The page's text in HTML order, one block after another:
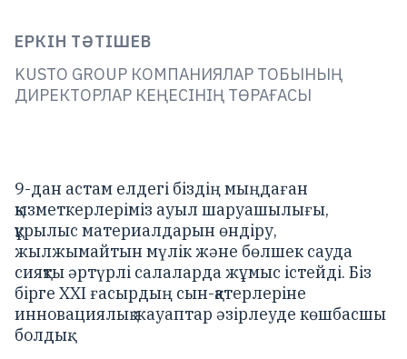
ЕРКІН ТӘТІШЕВ
KUSTO GROUP КОМПАНИЯЛАР ТОБЫНЫҢ
ДИРЕКТОРЛАР КЕҢЕСІНІҢ ТӨРАҒАСЫ
9-дан астам елдегі біздің мыңдаған
қызметкерлеріміз ауыл шаруашылығы,
құрылыс материалдарын өндіру,
жылжымайтын мүлік және бөлшек сауда
сияқты әртүрлі салаларда жұмыс істейді. Біз
бірге ХХІ ғасырдың сын-қатерлеріне
инновациялық жауаптар әзірлеуде көшбасшы
болдық.